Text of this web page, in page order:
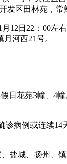
区田林苑，常
12日22：00
河西21号。
日花苑3幢、
病例或连续
盐城、扬州、